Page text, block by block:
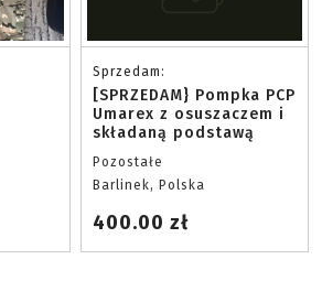
Sprzedam:
[SPRZEDAM} Pompka PCP
Umarex z osuszaczem i
składaną podstawą
Pozostałe
Barlinek, Polska
400.00 zł